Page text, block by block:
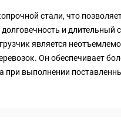
стали, что
долговечность и длительный
является
Он обеспечивает
при выполнении